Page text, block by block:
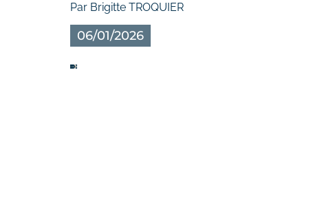
Par Brigitte TROQUIER
06/01/2026